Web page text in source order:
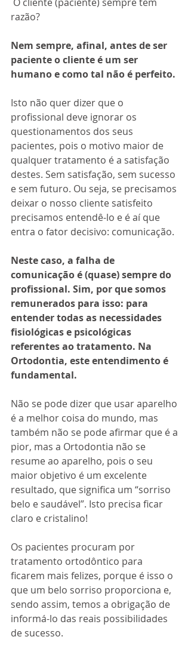
razão?
Nem sempre, afinal, antes de ser
paciente o cliente é um ser
humano e como tal não é perfeito.
Isto não quer dizer que o
profissional deve ignorar os
questionamentos dos seus
pacientes, pois o motivo maior de
qualquer tratamento é a satisfação
destes. Sem satisfação, sem sucesso
e sem futuro. Ou seja, se precisamos
deixar o nosso cliente satisfeito
precisamos entendê-lo e é aí que
entra o fator decisivo: comunicação.
Neste caso, a falha de
comunicação é (quase) sempre do
profissional. Sim, por que somos
remunerados para isso: para
entender todas as necessidades
fisiológicas e psicológicas
referentes ao tratamento. Na
Ortodontia, este entendimento é
fundamental.
Não se pode dizer que usar aparelho
é a melhor coisa do mundo, mas
também não se pode afirmar que é a
pior, mas a Ortodontia não se
resume ao aparelho, pois o seu
maior objetivo é um excelente
resultado, que significa um “sorriso
belo e saudável”. Isto precisa ficar
claro e cristalino!
Os pacientes procuram por
tratamento ortodôntico para
ficarem mais felizes, porque é isso o
que um belo sorriso proporciona e,
sendo assim, temos a obrigação de
informá-lo das reais possibilidades
de sucesso.